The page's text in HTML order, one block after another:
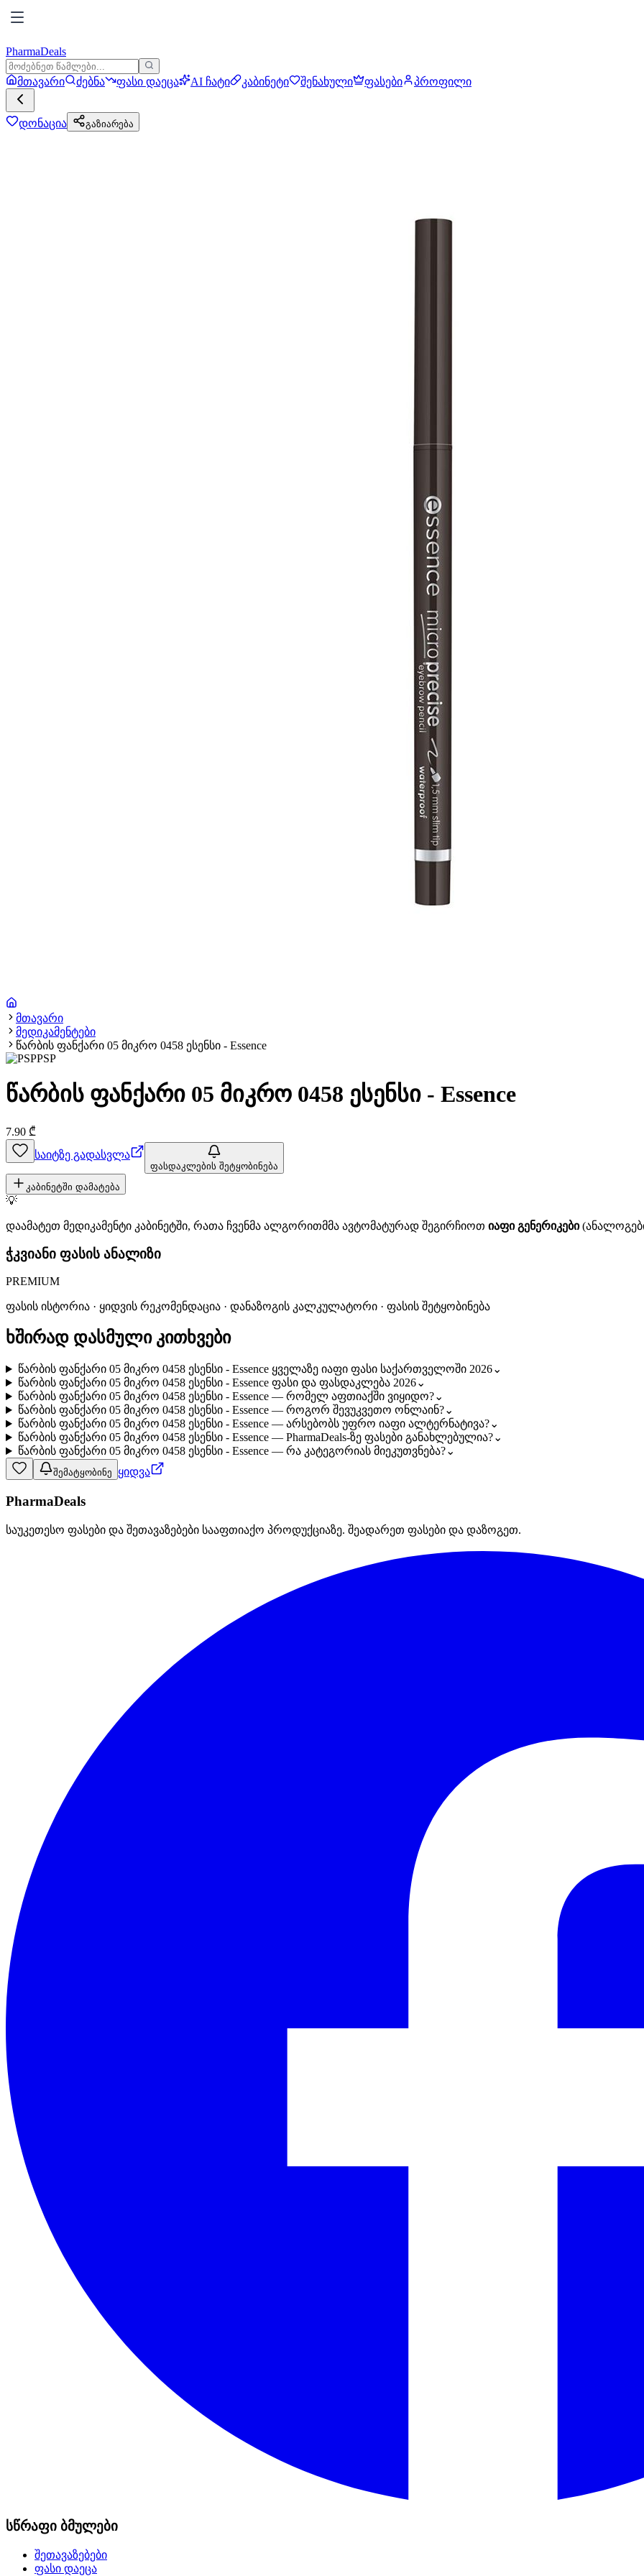
PharmaDeals
მთავარი ძებნა ფასი დაეცა AI ჩატი კაბინეტი შენახული ფასები პროფილი
დონაცია გაზიარება
მთავარი
მედიკამენტები
წარბის ფანქარი 05 მიკრო 0458 ესენსი - Essence
PSP
წარბის ფანქარი 05 მიკრო 0458 ესენსი - Essence
7.90 ₾
საიტზე გადასვლა
ფასდაკლების შეტყობინება
კაბინეტში დამატება
💡
დაამატეთ მედიკამენტი კაბინეტში, რათა ჩვენმა ალგორითმმა ავტომატურად შეგირჩიოთ იაფი გენერიკები
ჭკვიანი ფასის ანალიზი
PREMIUM
ფასის ისტორია · ყიდვის რეკომენდაცია · დანაზოგის კალკულატორი · ფასის შეტყობინება
ხშირად დასმული კითხვები
წარბის ფანქარი 05 მიკრო 0458 ესენსი - Essence ყველაზე იაფი ფასი საქართველოში 2026⌄
წარბის ფანქარი 05 მიკრო 0458 ესენსი - Essence ფასი და ფასდაკლება 2026⌄
წარბის ფანქარი 05 მიკრო 0458 ესენსი - Essence — რომელ აფთიაქში ვიყიდო?⌄
წარბის ფანქარი 05 მიკრო 0458 ესენსი - Essence — როგორ შევუკვეთო ონლაინ?⌄
წარბის ფანქარი 05 მიკრო 0458 ესენსი - Essence — არსებობს უფრო იაფი ალტერნატივა?⌄
წარბის ფანქარი 05 მიკრო 0458 ესენსი - Essence — PharmaDeals-ზე ფასები განახლებულია?⌄
წარბის ფანქარი 05 მიკრო 0458 ესენსი - Essence — რა კატეგორიას მიეკუთვნება?⌄
შემატყობინე ყიდვა
PharmaDeals
საუკეთესო ფასები და შეთავაზებები სააფთიაქო პროდუქციაზე. შეადარეთ ფასები და დაზოგეთ.
სწრაფი ბმულები
შეთავაზებები
ფასი დაეცა